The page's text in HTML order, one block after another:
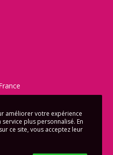
améliorer votre expérience
plus personnalisé. En
ce site, vous acceptez leur